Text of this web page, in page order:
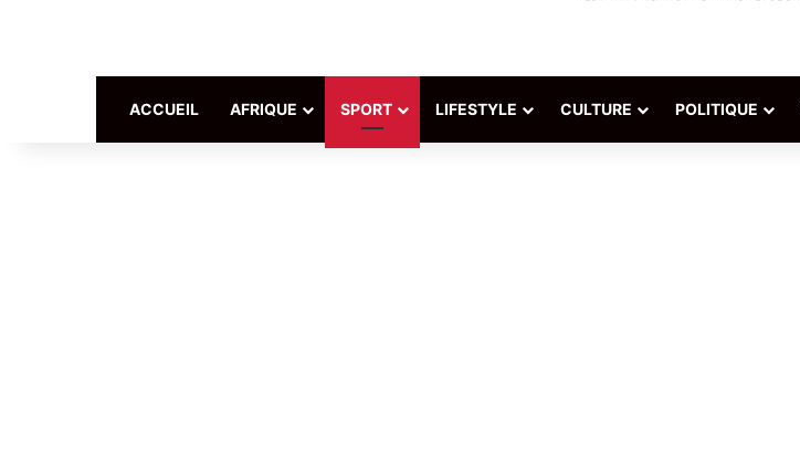
ACCUEIL AFRIQUE SPORT LIFESTYLE CULTURE POLITIQUE